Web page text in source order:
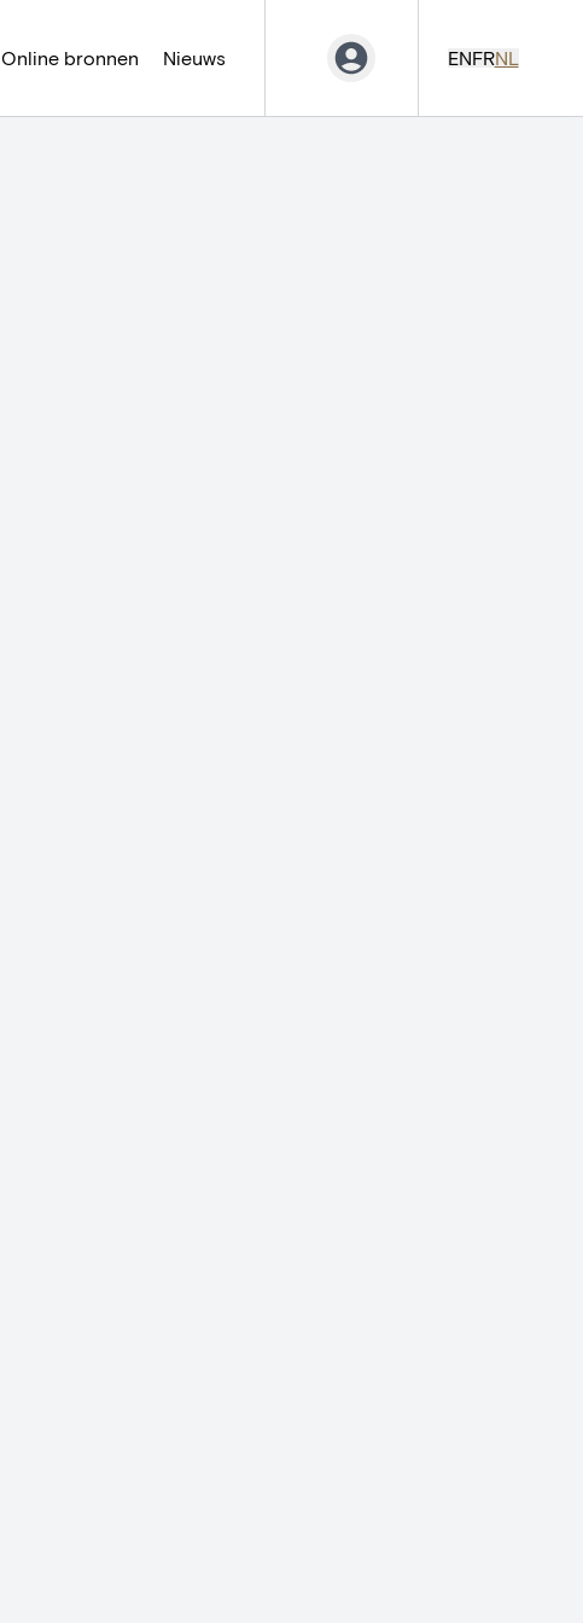
Online bronnen Nieuws ENFRNL